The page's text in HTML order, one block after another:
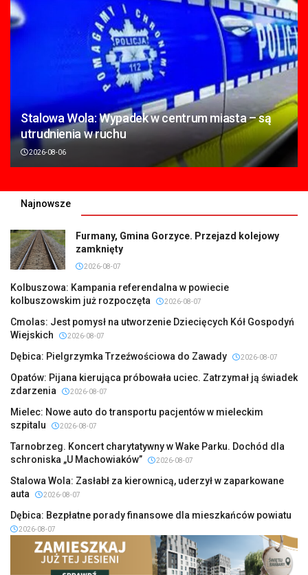
Stalowa Wola: Wypadek w centrum miasta – są
utrudnienia w ruchu
2026-08-06
Najnowsze
Furmany, Gmina Gorzyce. Przejazd kolejowy
zamknięty
2026-08-07
Kolbuszowa: Kampania referendalna w powiecie
kolbuszowskim już rozpoczęta
2026-08-07
Cmolas: Jest pomysł na utworzenie Dziecięcych Kół Gospodyń
Wiejskich
2026-08-07
Dębica: Pielgrzymka Trzeźwościowa do Zawady 2026-08-07
Opatów: Pijana kierująca próbowała uciec. Zatrzymał ją świadek
zdarzenia
2026-08-07
Mielec: Nowe auto do transportu pacjentów w mieleckim
szpitalu
2026-08-07
Tarnobrzeg. Koncert charytatywny w Wake Parku. Dochód dla
schroniska „U Machowiaków”
2026-08-07
Stalowa Wola: Zasłabł za kierownicą, uderzył w zaparkowane
auta
2026-08-07
Dębica: Bezpłatne porady finansowe dla mieszkańców powiatu
2026-08-07